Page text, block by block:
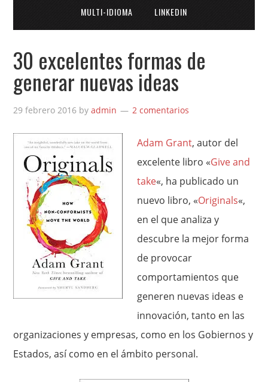
MULTI-IDIOMA LINKEDIN
30 excelentes formas de
generar nuevas ideas
29 febrero 2016 byadmin 2 comentarios
Adam Grant, autor del
excelente libro «Give and
take«, ha publicado un
nuevo libro, «Originals«,
en el que analiza y
descubre la mejor forma
de provocar
comportamientos que
generen nuevas ideas e
innovación, tanto en las
organizaciones y empresas, como en los Gobiernos y
Estados, así como en el ámbito personal.